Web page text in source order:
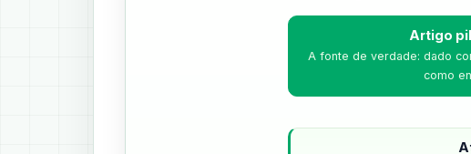
Artigo
A fonte de verdade: dado
como